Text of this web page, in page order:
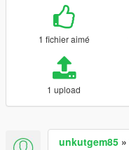
1 fichier aimé
1 upload
unkutgem85 »